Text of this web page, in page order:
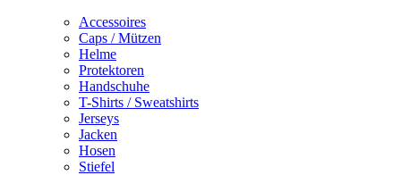
Accessoires
Caps / Mützen
Helme
Protektoren
Handschuhe
T-Shirts / Sweatshirts
Jerseys
Jacken
Hosen
Stiefel